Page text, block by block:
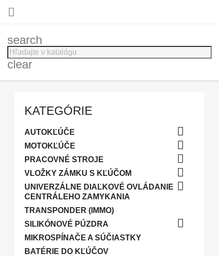

search
clear
KATEGÓRIE
AUTOKĽÚČE 
MOTOKĽÚČE 
PRACOVNÉ STROJE 
VLOŽKY ZÁMKU S KĽÚČOM 
UNIVERZÁLNE DIAĽKOVÉ OVLÁDANIE
CENTRÁLEHO ZAMYKANIA

TRANSPONDER (IMMO)
SILIKÓNOVÉ PÚZDRA

MIKROSPÍNAČE A SÚČIASTKY
BATÉRIE DO KĽÚČOV